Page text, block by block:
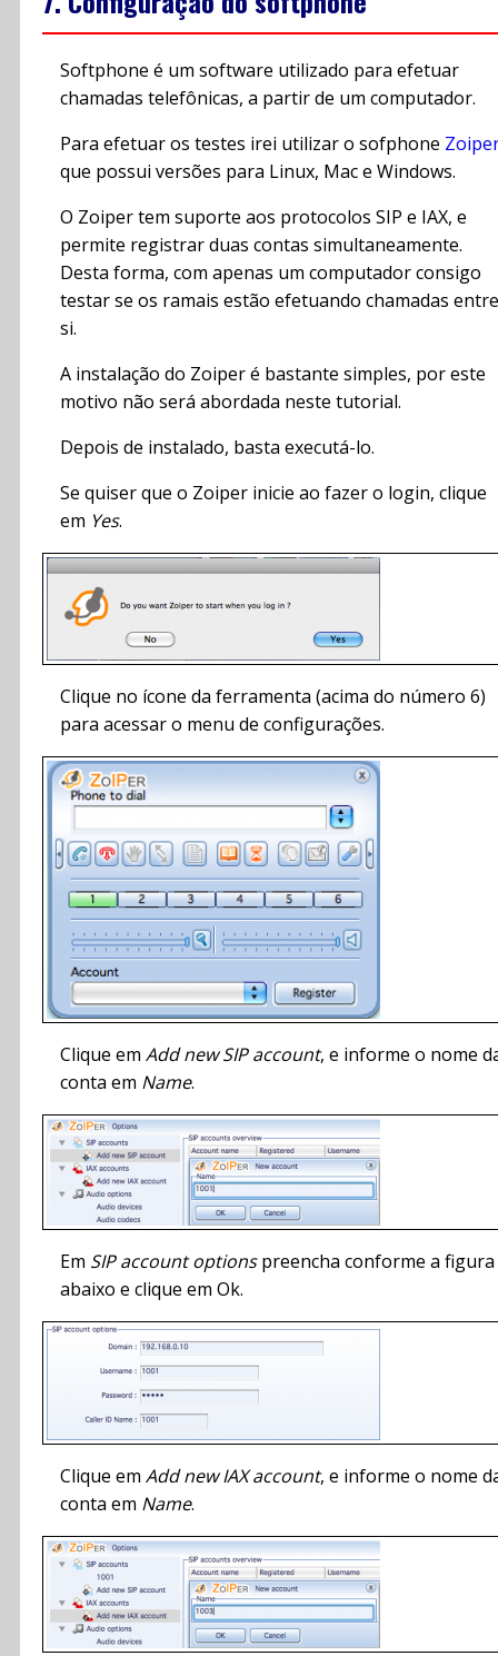
Softphone é um software utilizado para efetuar
chamadas telefônicas, a partir de um computador.
Para efetuar os testes irei utilizar o sofphone
que possui versões para Linux, Mac e Windows.
O Zoiper tem suporte aos protocolos SIP e IAX, e
permite registrar duas contas simultaneamente.
Desta forma, com apenas um computador consigo
testar se os ramais estão efetuando chamadas entre
si.
A instalação do Zoiper é bastante simples, por este
motivo não será abordada neste tutorial.
Depois de instalado, basta executá-lo.
Se quiser que o Zoiper inicie ao fazer o login, clique
em Yes.
Clique no ícone da ferramenta (acima do número 6)
para acessar o menu de configurações.
Clique em Add new SIP account, e informe o nome
conta em Name.
Em SIP account optionspreencha conforme a figura
abaixo e clique em Ok.
Clique em Add new IAX account, e informe o nome
conta em Name.